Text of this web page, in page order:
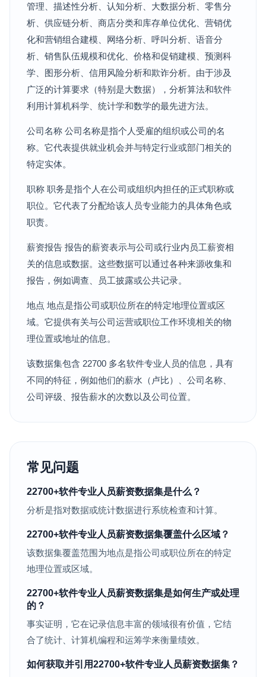
管理、描述性分析、认知分析、大数据分析、零售分
析、供应链分析、商店分类和库存单位优化、营销优
化和营销组合建模、网络分析、呼叫分析、语音分
析、销售队伍规模和优化、价格和促销建模、预测科
学、图形分析、信用风险分析和欺诈分析。由于涉及
广泛的计算要求（特别是大数据），分析算法和软件
利用计算机科学、统计学和数学的最先进方法。
公司名称 公司名称是指个人受雇的组织或公司的名
称。它代表提供就业机会并与特定行业或部门相关的
特定实体。
职称 职务是指个人在公司或组织内担任的正式职称或
职位。它代表了分配给该人员专业能力的具体角色或
职责。
薪资报告 报告的薪资表示与公司或行业内员工薪资相
关的信息或数据。这些数据可以通过各种来源收集和
报告，例如调查、员工披露或公共记录。
地点 地点是指公司或职位所在的特定地理位置或区
域。它提供有关与公司运营或职位工作环境相关的物
理位置或地址的信息。
该数据集包含 22700 多名软件专业人员的信息，具有
不同的特征，例如他们的薪水（卢比）、公司名称、
公司评级、报告薪水的次数以及公司位置。
常见问题
22700+软件专业人员薪资数据集是什么？
分析是指对数据或统计数据进行系统检查和计算。
22700+软件专业人员薪资数据集覆盖什么区域？
该数据集覆盖范围为地点是指公司或职位所在的特定
地理位置或区域。
22700+软件专业人员薪资数据集是如何生产或处理
的？
事实证明，它在记录信息丰富的领域很有价值，它结
合了统计、计算机编程和运筹学来衡量绩效。
如何获取并引用22700+软件专业人员薪资数据集？